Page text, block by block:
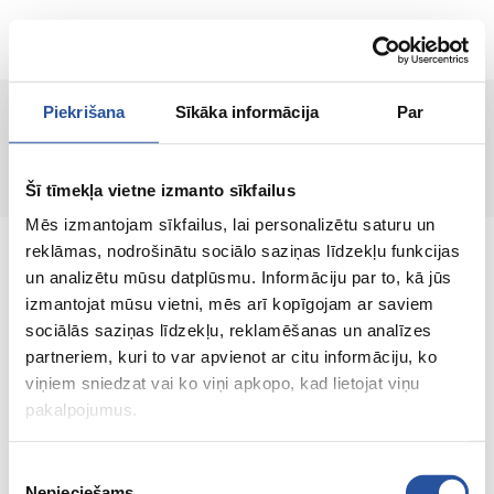
Piekrišana Sīkāka informācija Par
Šī tīmekļa vietne izmanto sīkfailus
Mēs izmantojam sīkfailus, lai personalizētu saturu un
reklāmas, nodrošinātu sociālo saziņas līdzekļu funkcijas
un analizētu mūsu datplūsmu. Informāciju par to, kā jūs
izmantojat mūsu vietni, mēs arī kopīgojam ar saviem
sociālās saziņas līdzekļu, reklamēšanas un analīzes
partneriem, kuri to var apvienot ar citu informāciju, ko
viņiem sniedzat vai ko viņi apkopo, kad lietojat viņu
pakalpojumus.
ET
Lehte ei leitud!
Veebipoodi soodsate hindade ja kvaliteetsete
toodetega, kus kliendi rahulolu on meie
peamine väärtus.
Koik sinu kodu ja aia jaoks!